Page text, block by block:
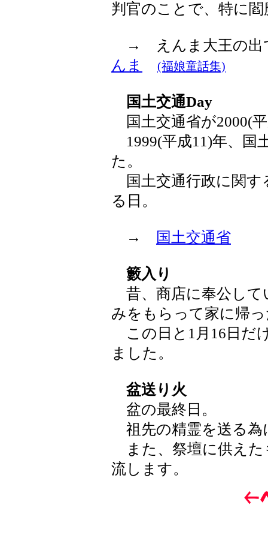
判官のことで、特に
→ えんま大王の出
んま
(福娘童話集)
国土交通Day
国土交通省が2000(
1999(平成11)年、国
た。
国土交通行政に関す
る日。
→ 国土交通省
籔入り
昔、商店に奉公して
みをもらって家に帰
この日と1月16日だ
ました。
盆送り火
盆の最終日。
祖先の精霊を送る為
また、祭壇に供えた
流します。